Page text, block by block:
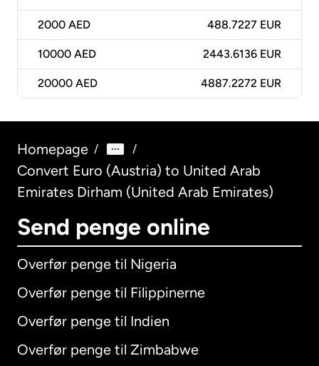
2000 AED 488.7227 EUR
10000 AED 2443.6136 EUR
20000 AED 4887.2272 EUR
Homepage / /
Convert Euro (Austria) to United Arab
Emirates Dirham (United Arab Emirates)
Send penge online
Overfør penge til Nigeria
Overfør penge til Filippinerne
Overfør penge til Indien
Overfør penge til Zimbabwe